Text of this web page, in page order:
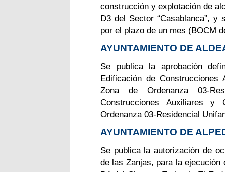
construcción y explotación de
D3 del Sector “Casablanca”,
por el plazo de un mes (BOCM
AYUNTAMIENTO DE
Se publica la aprobación
Edificación de
Zona de Ordenanza 03-
Construcciones Auxiliares
Ordenanza 03-Residencial
AYUNTAMIENTO DE
Se publica la autorización de
de las Zanjas, para la